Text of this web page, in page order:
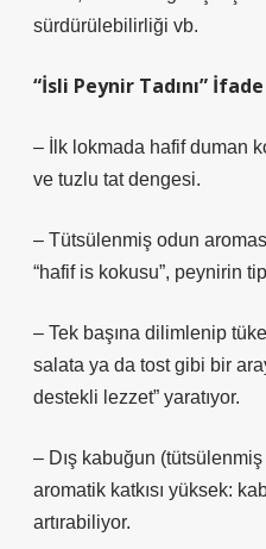
sürdürülebilirliği vb.
“İsli Peynir Tadını”
– İlk lokmada hafif duman
ve tuzlu tat dengesi.
– Tütsülenmiş odun
“hafif is kokusu”, peynirin
– Tek başına dilimlenip
salata ya da tost gibi bir
destekli lezzet” yaratıyor.
– Dış kabuğun
aromatik katkısı yüksek:
artırabiliyor.